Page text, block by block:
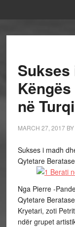
në Turqi
MARCH 27, 2017BY
Sukses i madh
Qytetare
Nga Pierre -
Qytetare
Kryetari, zoti
ndër grupet